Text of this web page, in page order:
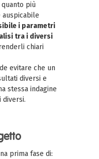
più
auspicabile
i parametri
tra i diversi
chiari
evitare che un
diversi e
stessa indagine
prima fase di: